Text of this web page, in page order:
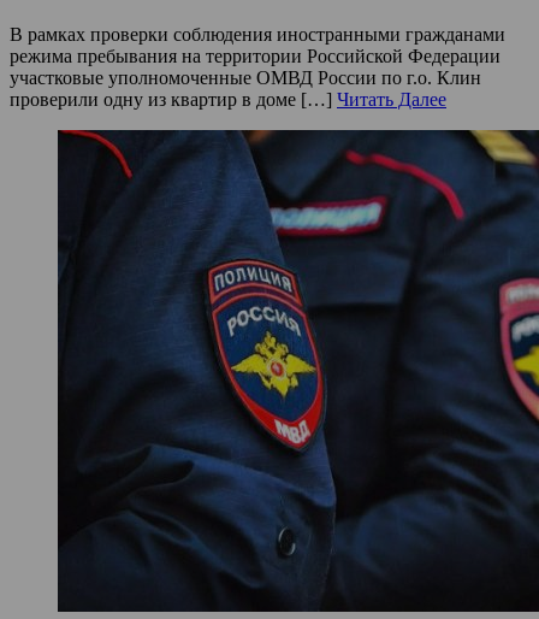
В рамках проверки соблюдения иностранными гражданами
режима пребывания на территории Российской Федерации
участковые уполномоченные ОМВД России по г.о. Клин
проверили одну из квартир в доме […] Читать Далее